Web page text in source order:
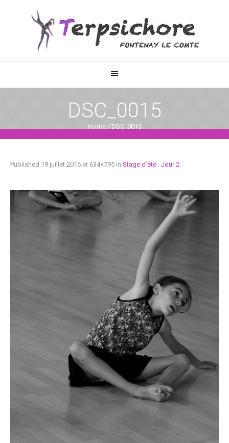
DSC_0015
Home / DSC_0015
Published 19 juillet 2016 at 634×795 in Stage d’été : Jour 2.